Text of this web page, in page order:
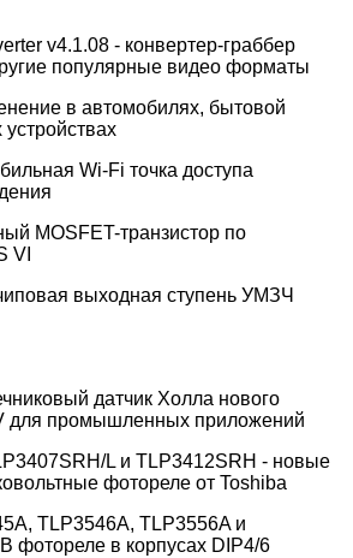
v4.1.08 - конвертер-граббер
популярные видео форматы
в автомобилях, бытовой
Wi-Fi точка доступа
MOSFET-транзистор по
VI
выходная ступень УМЗЧ
датчик Холла нового
для промышленных приложений
L и TLP3412SRH - новые
фотореле от Toshiba
TLP3546A, TLP3556A и
фотореле в корпусах DIP4/6